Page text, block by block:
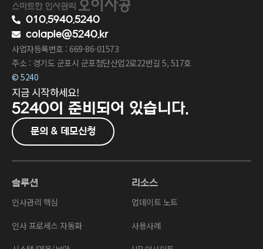
010.5940.5240
colaple@5240.kr
사업자등록번호 : 669-86-01573
주소 : 경기도 군포시 군포첨단산업2로22번길 5, 517호
© 5240
지금 시작하세요!
5240이 준비되어 있습니다.
문의 & 데모신청
솔루션
인사관리 핵심
인사 프로세스 자동화
리소스
업데이트 노트
사용사례